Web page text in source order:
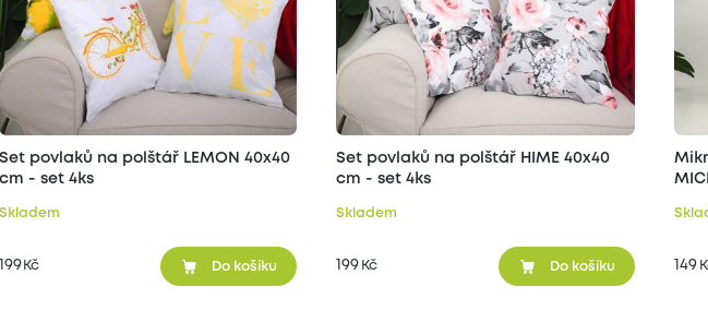
Set povlaků na polštář LEMON 40x40
cm - set 4ks
Skladem
199 Kč Do košíku
Set povlaků na polštář HIME 40x40
cm - set 4ks
Skladem
199 Kč Do košíku 149